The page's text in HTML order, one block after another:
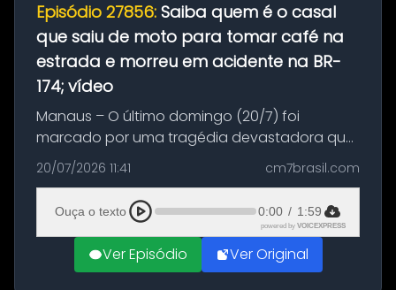
Episódio 27856: Saiba quem é o casal
que saiu de moto para tomar café na
estrada e morreu em acidente na BR-
174; vídeo
Manaus – O último domingo (20/7) foi
marcado por uma tragédia devastadora que
resultou na morte precoce de dois jovens na
BR-174, na zona rural de Manaus. Um passeio
com destino a um típico café regio...
20/07/2026 11:41 cm7brasil.com
Ouça o texto 0:00 / 1:59
powered by VOICEXPRESS
Ver Episódio Ver Original